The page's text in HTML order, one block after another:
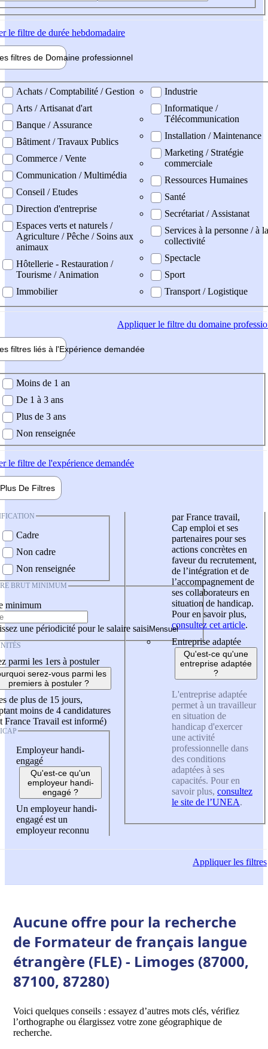
le filtre de durée hebdomadaire
filtres de Domaine professionnel
professionel
Achats / Comptabilité / Gestion
Arts / Artisanat d'art
Banque / Assurance
Bâtiment / Travaux Publics
Commerce / Vente
Communication / Multimédia
Conseil / Etudes
Direction d'entreprise
Espaces verts et naturels /
Agriculture / Pêche / Soins aux
animaux
Hôtellerie - Restauration /
Tourisme / Animation
Immobilier
Industrie
Informatique /
Télécommunication
Installation / Maintenance
Marketing / Stratégie
commerciale
Ressources Humaines
Santé
Secrétariat / Assistanat
Services à la personne / à la
collectivité
Spectacle
Sport
Transport / Logistique
Appliquerle filtre du domaine
filtres liés à l'Expérience demandée
demandée
Moins de 1 an
De 1 à 3 ans
Plus de 3 ans
Non renseignée
le filtre de l'expérience demandée
Plus De Filtres
Cadre
Non cadre
Non renseignée
BRUT MINIMUM
minimum
une périodicité pour le salaire saisi
parmi les 1ers à postuler
serez-vous parmi les
premiers à postuler ?
de plus de 15 jours,
moins de 4 candidatures
France Travail est informé)
Employeur handi-
engagé
Qu'est-ce qu'un
employeur handi-
engagé ?
Un employeur handi-
engagé est un
employeur reconnu
par France travail,
Cap emploi et ses
partenaires pour ses
actions concrètes en
faveur du recrutement,
de l’intégration et de
l’accompagnement de
ses collaborateurs en
situation de handicap.
Pour en savoir plus,
consultez cet article.
Entreprise adaptée
Qu'est-ce qu'une
entreprise adaptée
?
L'entreprise adaptée
permet à un travailleur
en situation de
handicap d'exercer
une activité
professionnelle dans
des conditions
adaptées à ses
capacités. Pour en
savoir plus, consultez
le site de l’UNEA.
Appliquerles filtres
Aucune offre pour la recherche
de Formateur de français langue
étrangère (FLE) - Limoges (87000,
87100, 87280)
Voici quelques conseils : essayez d’autres mots clés, vérifiez
l’orthographe ou élargissez votre zone géographique de
recherche.